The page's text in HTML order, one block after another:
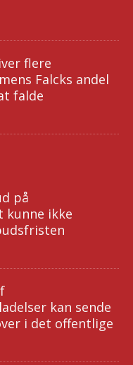
flere
Falcks andel
falde
på
ikke
kan sende
i det offentlige